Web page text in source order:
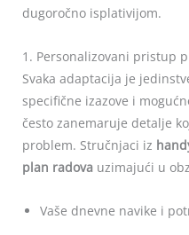
dugoročno isplativijom.
1. Personalizovani pristup
Svaka adaptacija je
specifične izazove i
često zanemaruje detalje
problem. Stručnjaci iz
plan radova uzimajući u
Vaše dnevne navike i